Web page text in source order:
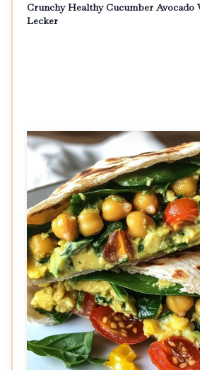
Crunchy Healthy Cucumber Avocado
Lecker